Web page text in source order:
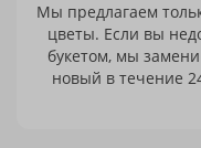
Мы предлагаем
цветы. Если вы
букетом, мы
новый в течение